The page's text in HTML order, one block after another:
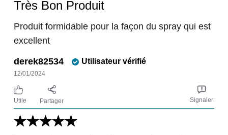
Très Bon Produit
Produit formidable pour la façon du spray qui est
excellent
derek82534 Utilisateur vérifié
12/01/2024
Utile Partager Signaler